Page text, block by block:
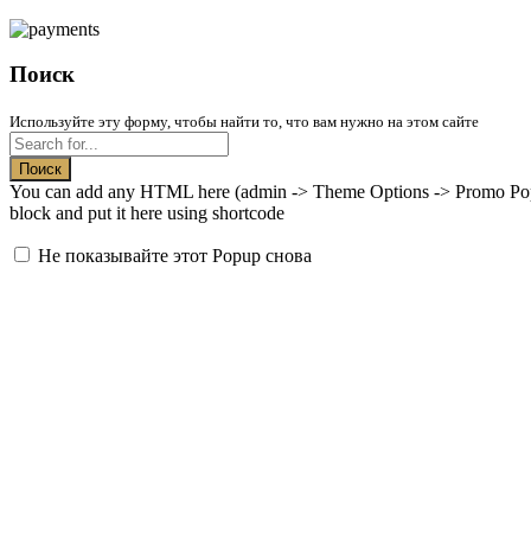
Поиск
Используйте эту форму, чтобы найти то, что вам нужно на этом сайте
Поиск
You can add any HTML here (admin -> Theme Options -> Promo
block and put it here using shortcode
Не показывайте этот Popup снова